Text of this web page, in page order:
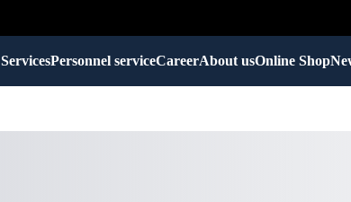
ServicesPersonnel serviceCareerAbout usOnline Shop